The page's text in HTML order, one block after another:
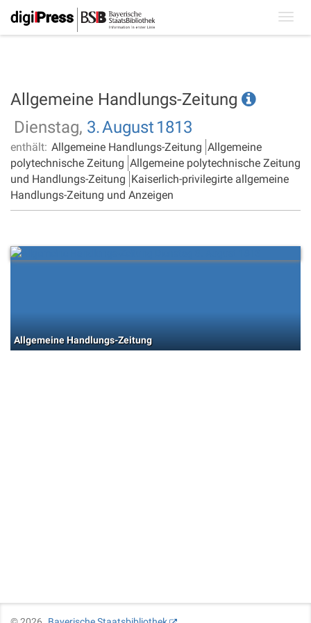
Allgemeine Handlungs-Zeitung
Dienstag, 3.August 1813
enthält: Allgemeine Handlungs-Zeitung Allgemeine
polytechnische Zeitung Allgemeine polytechnische Zeitung
und Handlungs-Zeitung Kaiserlich-privilegirte allgemeine
Handlungs-Zeitung und Anzeigen
Allgemeine Handlungs-Zeitung